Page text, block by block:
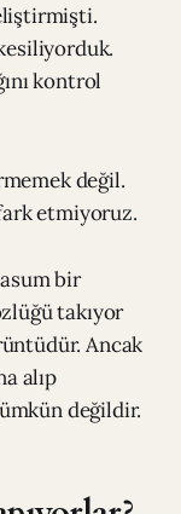
kontrol
değil.
etmiyoruz.
bir
takıyor
Ancak
alıp
değildir.